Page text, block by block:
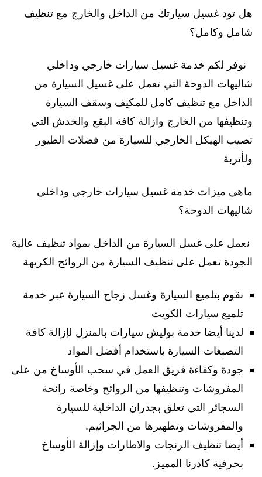
هل تود غسيل سيارتك من الداخل والخارج مع تنظيف
شامل وكامل؟
نوفر لكم خدمة غسيل سيارات خارجي وداخلي
شاليهات الدوحة التي تعمل على غسيل السيارة من
الداخل مع تنظيف كامل للمكيف وسقف السيارة
وتنظيفها من الخارج وازالة كافة البقع والخدش التي
تصيب الهيكل الخارجي للسيارة من فضلات الطيور
ولأتربة
ماهي ميزات خدمة غسيل سيارات خارجي وداخلي
شاليهات الدوحة؟
نعمل على غسل السيارة من الداخل بمواد تنظيف عالية
الجودة تعمل على تنظيف السيارة من الروائح الكريهة
نقوم بتلميع السيارة وغسل زجاج السيارة عبر خدمة
تلميع سيارات الكويت
لدينا أيضا خدمة بوليش سيارات بالمنزل لإزالة كافة
التصبغات السيارة باستخدام أفضل المواد
جودة وكفاءة فريق العمل في سحب الأوساخ من على
المفروشات وتنظيفها من الروائح وخاصة رائحة
السجائر التي تعلق بجدران الداخلية للسيارة
والمفروشات وتطهيرها من الجراثيم.
أيضا تنظيف الرنجات والاطارات وإزالة الأوساخ
بحرفية كادرنا المميز.